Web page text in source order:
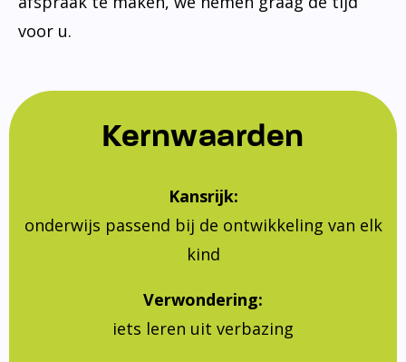
voor u.
Kernwaarden
Kansrijk:
onderwijs passend bij de ontwikkeling van elk
kind
Verwondering:
iets leren uit verbazing